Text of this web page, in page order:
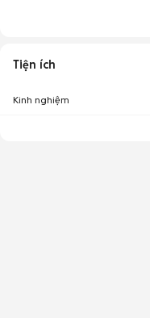
Tiện ích
Kinh nghiệm